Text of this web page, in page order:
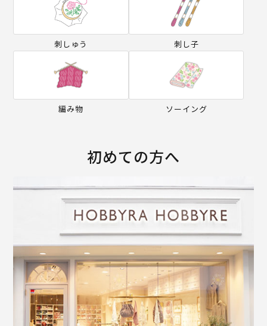
刺しゅう 刺し子
編み物 ソーイング
初めての方へ